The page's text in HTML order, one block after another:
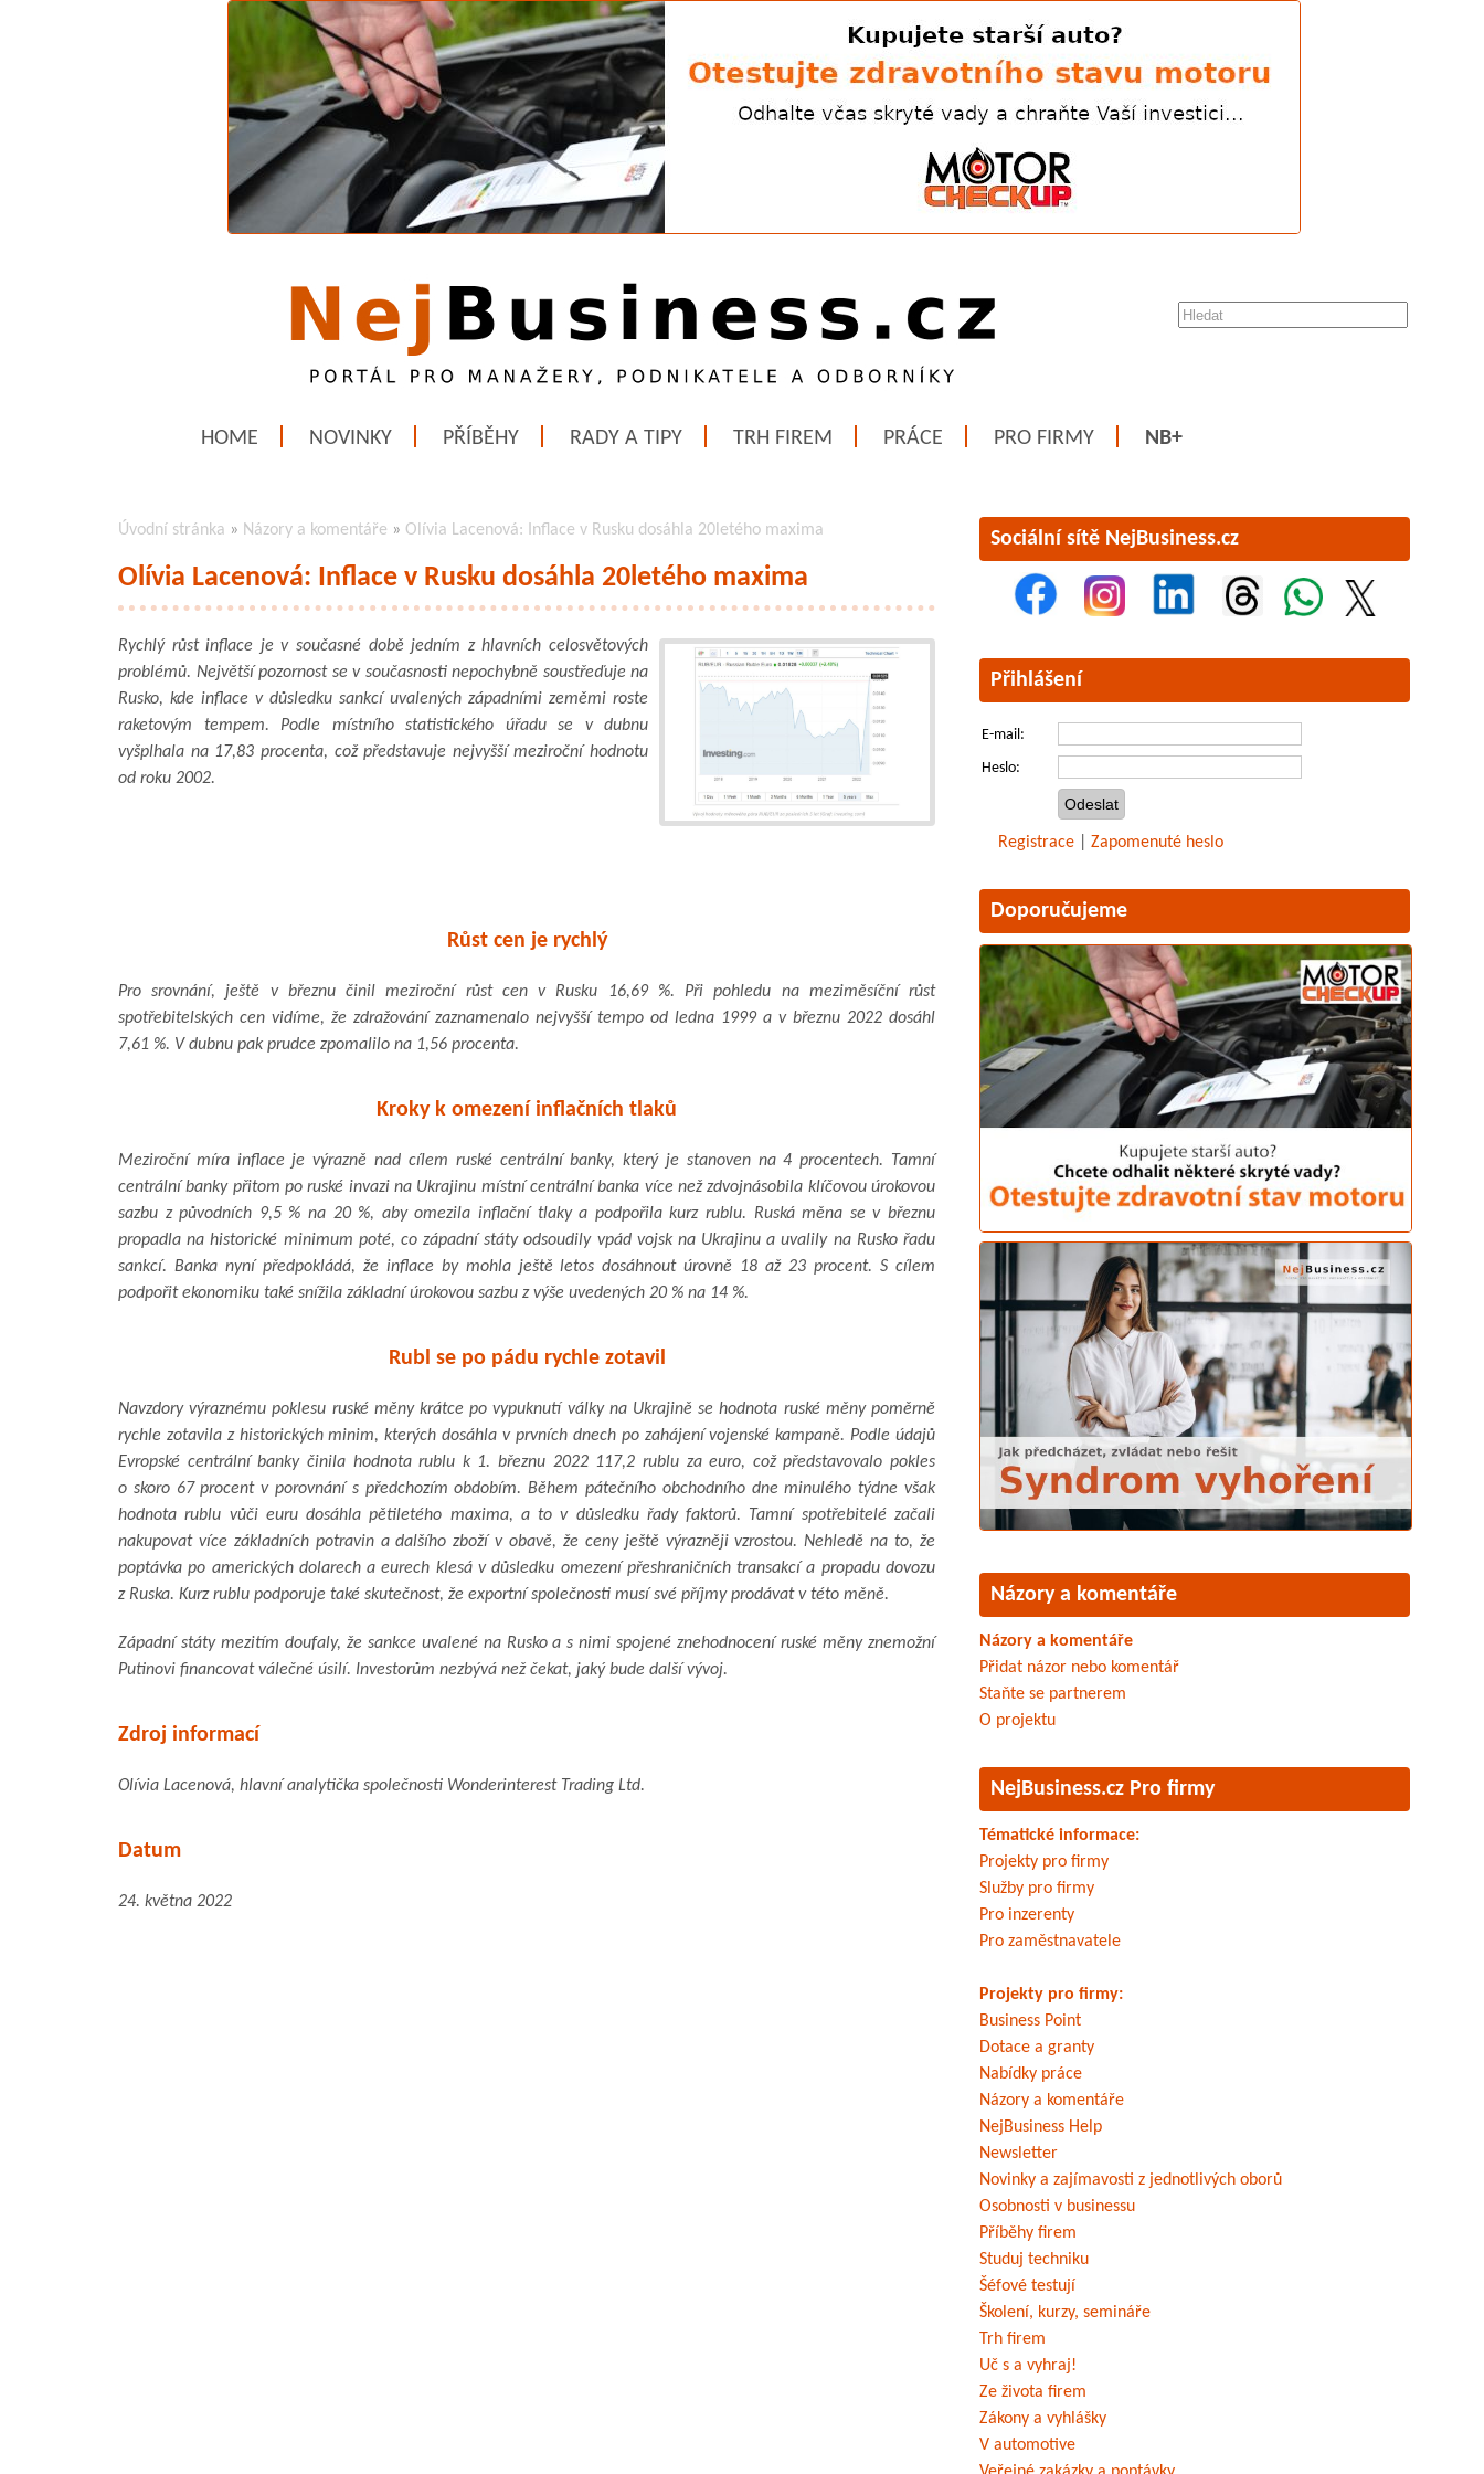
HOME NOVINKY PŘÍBĚHY RADY A TIPY TRH FIREM PRÁCE PRO FIRMY NB+
Úvodní stránka » Názory a komentáře » Olívia Lacenová: Inflace v Rusku dosáhla 20letého maxima
Olívia Lacenová: Inflace v Rusku dosáhla 20letého maxima
Rychlý růst inflace je v současné době jedním z hlavních celosvětových
problémů. Největší pozornost se v současnosti nepochybně soustřeďuje na
Rusko, kde inflace v důsledku sankcí uvalených západními zeměmi roste
raketovým tempem. Podle místního statistického úřadu se v dubnu
vyšplhala na 17,83 procenta, což představuje nejvyšší meziroční hodnotu
od roku 2002.
Růst cen je rychlý
Pro srovnání, ještě v březnu činil meziroční růst cen v Rusku 16,69 %. Při pohledu na meziměsíční růst
spotřebitelských cen vidíme, že zdražování zaznamenalo nejvyšší tempo od ledna 1999 a v březnu 2022 dosáhl
7,61 %. V dubnu pak prudce zpomalilo na 1,56 procenta.
Kroky k omezení inflačních tlaků
Meziroční míra inflace je výrazně nad cílem ruské centrální banky, který je stanoven na 4 procentech. Tamní
centrální banky přitom po ruské invazi na Ukrajinu místní centrální banka více než zdvojnásobila klíčovou úrokovou
sazbu z původních 9,5 % na 20 %, aby omezila inflační tlaky a podpořila kurz rublu. Ruská měna se v březnu
propadla na historické minimum poté, co západní státy odsoudily vpád vojsk na Ukrajinu a uvalily na Rusko řadu
sankcí. Banka nyní předpokládá, že inflace by mohla ještě letos dosáhnout úrovně 18 až 23 procent. S cílem
podpořit ekonomiku také snížila základní úrokovou sazbu z výše uvedených 20 % na 14 %.
Rubl se po pádu rychle zotavil
Navzdory výraznému poklesu ruské měny krátce po vypuknutí války na Ukrajině se hodnota ruské měny poměrně
rychle zotavila z historických minim, kterých dosáhla v prvních dnech po zahájení vojenské kampaně. Podle údajů
Evropské centrální banky činila hodnota rublu k 1. březnu 2022 117,2 rublu za euro, což představovalo pokles
o skoro 67 procent v porovnání s předchozím obdobím. Během pátečního obchodního dne minulého týdne však
hodnota rublu vůči euru dosáhla pětiletého maxima, a to v důsledku řady faktorů. Tamní spotřebitelé začali
nakupovat více základních potravin a dalšího zboží v obavě, že ceny ještě výrazněji vzrostou. Nehledě na to, že
poptávka po amerických dolarech a eurech klesá v důsledku omezení přeshraničních transakcí a propadu dovozu
z Ruska. Kurz rublu podporuje také skutečnost, že exportní společnosti musí své příjmy prodávat v této měně.
Západní státy mezitím doufaly, že sankce uvalené na Rusko a s nimi spojené znehodnocení ruské měny znemožní
Putinovi financovat válečné úsilí. Investorům nezbývá než čekat, jaký bude další vývoj.
Zdroj informací
Olívia Lacenová, hlavní analytička společnosti Wonderinterest Trading Ltd.
Datum
24. května 2022
Sociální sítě NejBusiness.cz
Přihlášení
E-mail:
Heslo:
Registrace Zapomenuté heslo
Doporučujeme
Názory a komentáře
Názory a komentáře
Přidat názor nebo komentář
Staňte se partnerem
O projektu
NejBusiness.cz Pro firmy
Tématické informace:
Projekty pro firmy
Služby pro firmy
Pro inzerenty
Pro zaměstnavatele
Projekty pro firmy:
Business Point
Dotace a granty
Nabídky práce
Názory a komentáře
NejBusiness Help
Newsletter
Novinky a zajímavosti z jednotlivých oborů
Osobnosti v businessu
Příběhy firem
Studuj techniku
Šéfové testují
Školení, kurzy, semináře
Trh firem
Uč s a vyhraj!
Ze života firem
Zákony a vyhlášky
V automotive